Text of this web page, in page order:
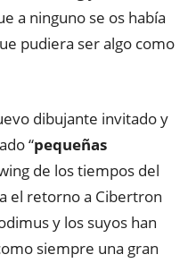
a ninguno se os había
pudiera ser algo como
dibujante invitado y
“pequeñas
de los tiempos del
el retorno a Cibertron
y los suyos han
siempre una gran